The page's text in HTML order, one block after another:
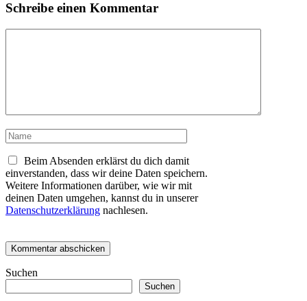
Schreibe einen Kommentar
Name
Beim Absenden erklärst du dich damit
einverstanden, dass wir deine Daten speichern.
Weitere Informationen darüber, wie wir mit
deinen Daten umgehen, kannst du in unserer
Datenschutzerklärung nachlesen.
Suchen
Suchen